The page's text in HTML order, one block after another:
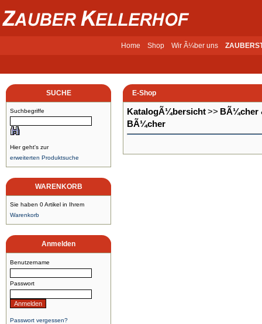
Home Shop Wir Ã¼ber uns
SUCHE
Suchbegriffe
Hier geht's zur
erweiterten Produktsuche
WARENKORB
Sie haben 0 Artikel in Ihrem
Warenkorb
Anmelden
Benutzername
Passwort
Passwort vergessen?
E-Shop
KatalogÃ¼bersicht>> BÃ¼cher
BÃ¼cher